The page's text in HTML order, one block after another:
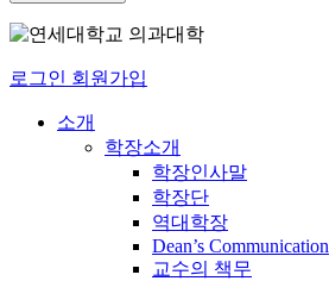
로그인 회원가입
소개
학장소개
학장인사말
학장단
역대학장
Dean’s Communication
교수의 책무